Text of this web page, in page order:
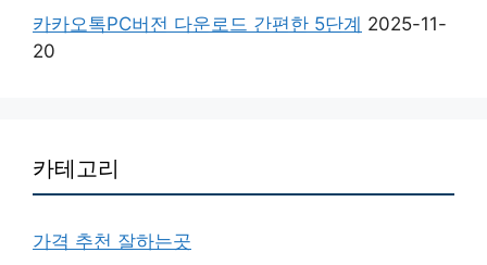
카카오톡PC버전 다운로드 간편한 5단계 2025-11-
20
카테고리
가격 추천 잘하는곳